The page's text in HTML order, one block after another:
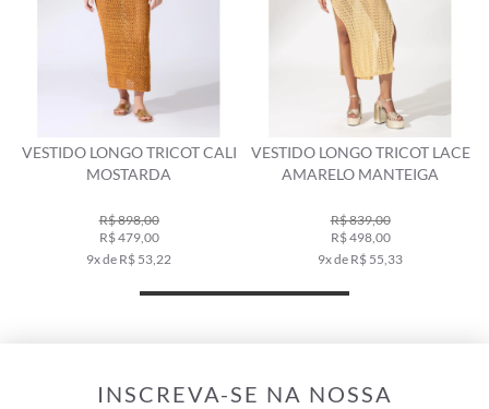
VESTIDO LONGO TRICOT CALI
MOSTARDA
R$ 898,00
R$ 479,00
9x de R$ 53,22
VESTIDO LONGO TRICOT LACE
AMARELO MANTEIGA
R$ 839,00
R$ 498,00
9x de R$ 55,33
INSCREVA-SE NA NOSSA